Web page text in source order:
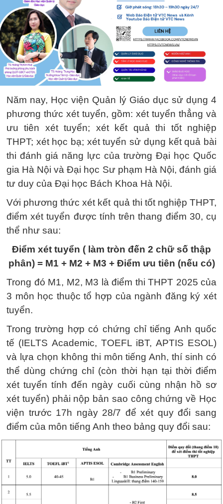
Năm nay, Học viện Quản lý Giáo dục sử dụng 4
phương thức xét tuyển, gồm: xét tuyển thẳng và
ưu tiên xét tuyển; xét kết quả thi tốt nghiệp
THPT; xét học bạ; xét tuyển sử dụng kết quả bài
thi đánh giá năng lực của trường Đại học Quốc
gia Hà Nội và Đại học Sư phạm Hà Nội, đánh giá
tư duy của Đại học Bách Khoa Hà Nội.
Với phương thức xét kết quả thi tốt nghiệp THPT,
điểm xét tuyển được tính trên thang điểm 30, cụ
thể như sau:
Điểm xét tuyển ( làm tròn đến 2 chữ số thập
phân) = M1 + M2 + M3 + Điểm ưu tiên (nếu có)
Trong đó M1, M2, M3 là điểm thi THPT 2025 của
3 môn học thuộc tổ hợp của ngành đăng ký xét
tuyển.
Trong trường hợp có chứng chỉ tiếng Anh quốc
tế (IELTS Academic, TOEFL iBT, APTIS ESOL)
và lựa chọn không thi môn tiếng Anh, thí sinh có
thể dùng chứng chỉ (còn thời hạn tại thời điểm
xét tuyển tính đến ngày cuối cùng nhận hồ sơ
xét tuyển) phải nộp bản sao công chứng về Học
viện trước 17h ngày 28/7 để xét quy đổi sang
điểm của môn tiếng Anh theo bảng quy đổi sau: